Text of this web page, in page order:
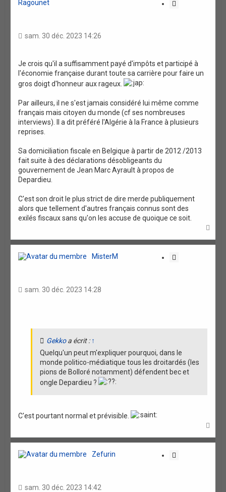
Ragounet
o
n
sam. 30 déc. 2023 14:26
Je crois qu'il a suffisamment payé d'impôts et participé à
l'économie française durant toute sa carrière pour faire un
gros doigt d'honneur aux rageux.
Par ailleurs, il ne s'est jamais considéré lui même comme
français mais citoyen du monde (cf ses nombreuses
interviews). Il a dit préféré l'Algérie à la France à plusieurs
reprises.
Sa domiciliation fiscale en Belgique à partir de 2012 /2013
fait suite à des déclarations désobligeants du
gouvernement de Jean Marc Ayrault à propos de
Depardieu.
C'est son droit le plus strict de dire merde publiquement
alors que tellement d'autres français connus sont des
exilés fiscaux sans qu'on les accuse de quoique ce soit.
u
MisterM
sam. 30 déc. 2023 14:28
Gekkoa écrit : ↑
Quelqu'un peut m'expliquer pourquoi, dans le
monde politico-médiatique tous les droitardés (les
pions de Bolloré notamment) défendent bec et
ongle Depardieu ?
C'est pourtant normal et prévisible.
u
Zefurin
sam. 30 déc. 2023 14:42